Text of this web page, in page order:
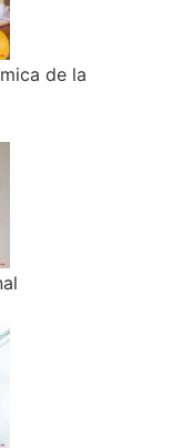
de la